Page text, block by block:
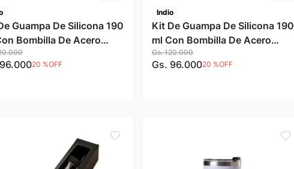
Guampa De Silicona 190
Bombilla De Acero
Color Azul Indio
.000
96.00020 %OFF
Indio
Kit De Guampa De Silicona 190
ml Con Bombilla De Acero
Inoxidable Color Rosa Indio
Gs. 120.000
Gs. 96.00020 %OFF